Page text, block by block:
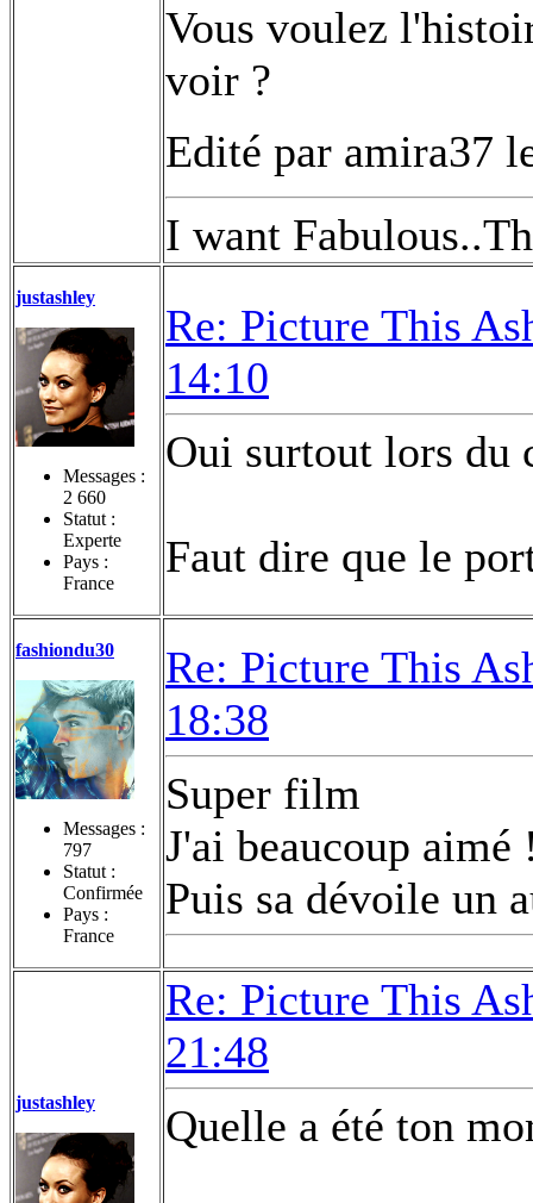
Vous voulez
voir ?
Edité par amira37
I want
justashley
Messages :
2 660
Statut :
Experte
Pays :
France
Re: Picture This
14:10
Oui surtout lors du
Faut dire que le
fashiondu30
Messages :
797
Statut :
Confirmée
Pays :
France
Re: Picture This
18:38
Super film
J'ai beaucoup aimé
Puis sa dévoile un
justashley
Re: Picture This
21:48
Quelle a été ton